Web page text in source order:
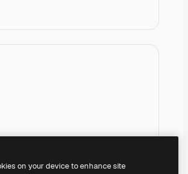
on your device to enhance site